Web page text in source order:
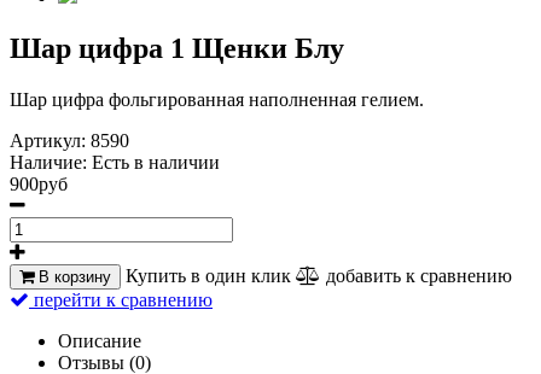
Шар цифра 1 Щенки Блу
Шар цифра фольгированная наполненная гелием.
Артикул: 8590
Наличие: Есть в наличии
900руб
В корзину Купить в один клик
добавить к сравнению
перейти к сравнению
Описание
Отзывы (0)